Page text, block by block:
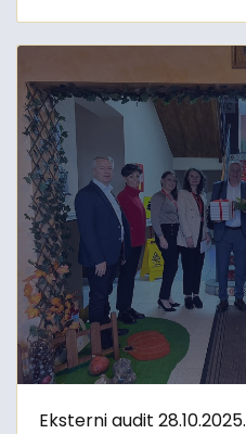
Eksterni audit 28.10.2025.